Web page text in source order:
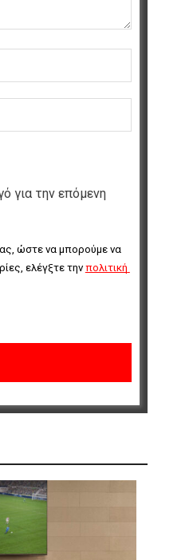
για την επόμενη
ώστε να μπορούμε να
ελέγξτε την πολιτική